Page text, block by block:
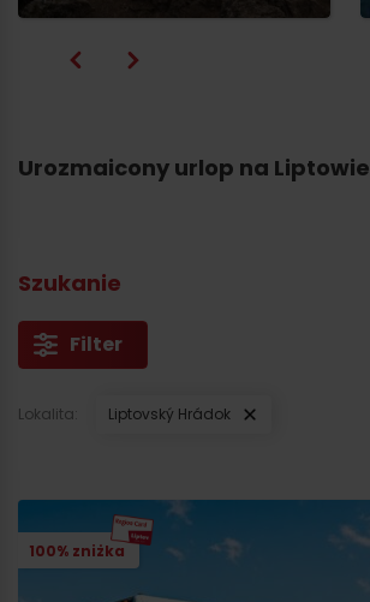
Urozmaicony urlop na Liptowie
Szukanie
Filter
Lokalita: Liptovský Hrádok
100% zniżka